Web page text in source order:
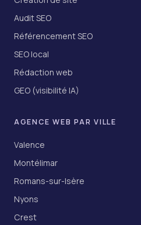
Audit SEO
Référencement SEO
SEO local
Rédaction web
GEO (visibilité IA)
AGENCE WEB PAR VILLE
Valence
Montélimar
Romans-sur-Isère
Nyons
Crest